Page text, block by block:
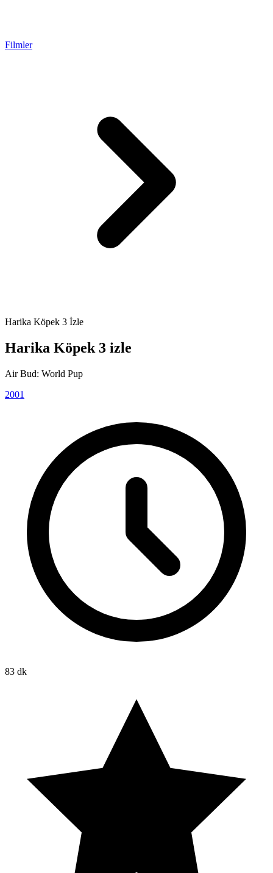
Filmler
Harika Köpek 3 İzle
Harika Köpek 3 izle
Air Bud: World Pup
2001
83 dk